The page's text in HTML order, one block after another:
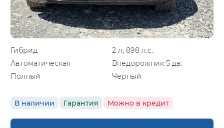
Гибрид
2 л, 898 л.с.
Автоматическая
Внедорожник 5 дв.
Полный
Черный
В наличии Гарантия Можно в кредит